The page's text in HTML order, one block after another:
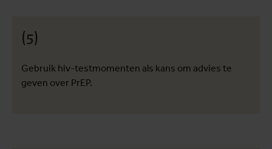
(5)
Gebruik hiv-testmomenten als kans om advies te
geven over PrEP.